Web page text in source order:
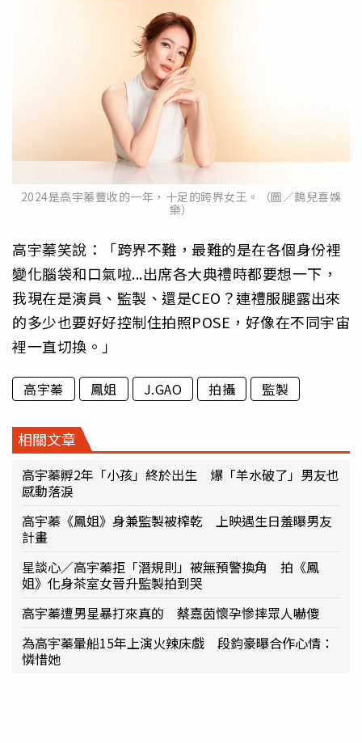
2024是高宇蓁豐收的一年，十足的跨界女王。（圖／鵲兒喜娛
樂）
高宇蓁笑說：「跨界不難，最難的是在各個身份裡
變化腦袋和口氣啦...出席各大典禮時都要想一下，
我現在是演員、監製、還是CEO？連禮服腿露出來
的多少也要好好控制住拍照POSE，好像在不同宇宙
裡一直切換。」
高宇蓁 鳳姐 J.GAO 拍攝 監製
相關文章
高宇蓁孵2年「小孩」終於出生 爆「羊水破了」男友也
感動落淚
高宇蓁《鳳姐》身兼監製被榨乾 上映遇生日羞曝男友
計畫
星談心／高宇蓁拒「潛規則」被無預警換角 拍《鳳
姐》化身茶室女晉升監製拍到哭
高宇蓁遭男星暴打來真的 蔡嘉茵懷孕慘摔眾人嚇傻
為高宇蓁暈船15年上演火辣床戲 段鈞豪曝合作心情：
憐惜她